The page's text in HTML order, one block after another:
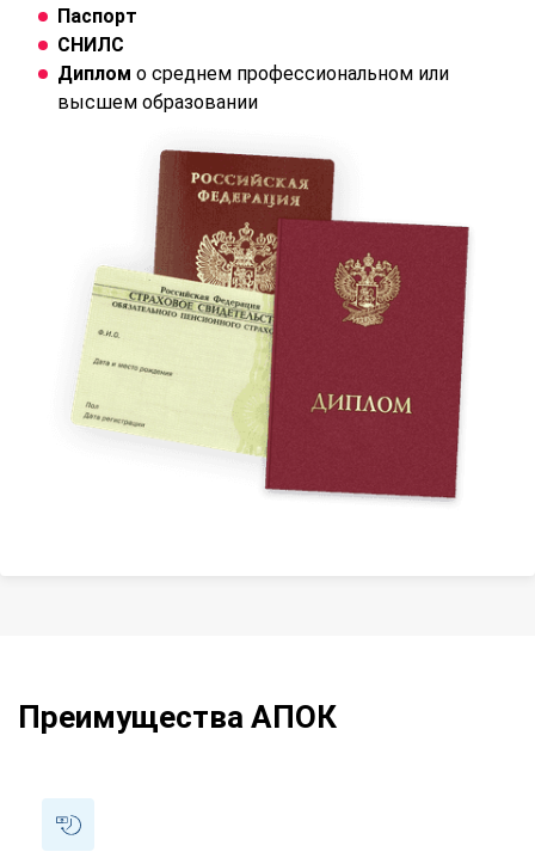
Паспорт
СНИЛС
Диплом о среднем профессиональном или
высшем образовании
Преимущества АПОК